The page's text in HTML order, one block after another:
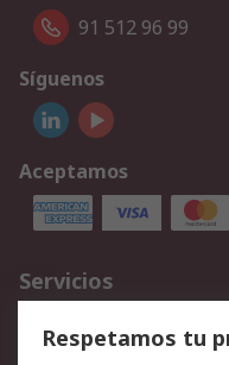
91 512 96 99
Síguenos
Aceptamos
Servicios
Cómo realizar
Facturación y pago
Respetamos tu